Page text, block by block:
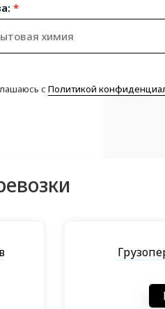
*
с Политикой